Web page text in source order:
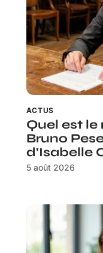
ACTUS
Quel est
Bruno
d’Isabelle
5 août 2026